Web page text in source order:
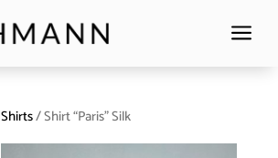
a
Shirts/ Shirt “Paris” Silk